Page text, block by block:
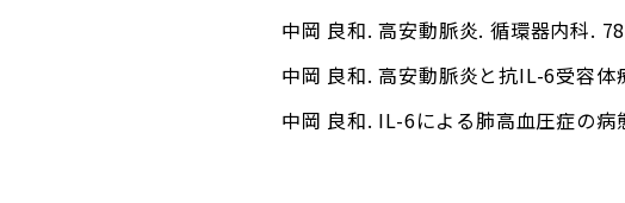
中岡 良和. 高安動脈炎. 循環器内科.
中岡 良和. 高安動脈炎と抗IL-6受
中岡 良和. IL-6による肺高血圧症の